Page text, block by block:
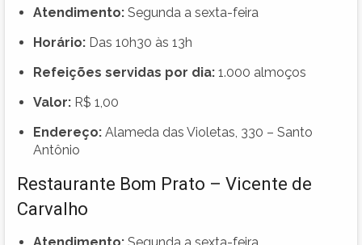
Atendimento: Segunda a sexta-feira
Horário: Das 10h30 às 13h
Refeições servidas por dia: 1.000 almoços
Valor: R$ 1,00
Endereço: Alameda das Violetas, 330 – Santo
Antônio
Restaurante Bom Prato – Vicente de
Carvalho
Atendimento: Segunda a sexta-feira